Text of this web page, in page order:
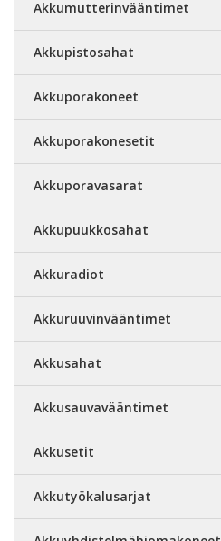
Akkumutterinvääntimet
Akkupistosahat
Akkuporakoneet
Akkuporakonesetit
Akkuporavasarat
Akkupuukkosahat
Akkuradiot
Akkuruuvinvääntimet
Akkusahat
Akkusauvavääntimet
Akkusetit
Akkutyökalusarjat